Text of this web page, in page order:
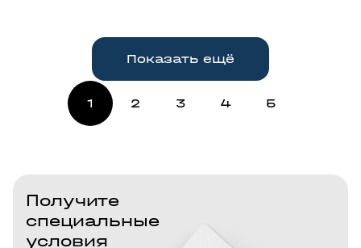
Показать ещё
1 2 3 4 5
Получите
специальные
условия